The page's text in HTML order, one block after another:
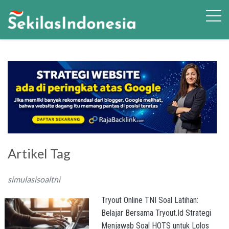
Artikel Tag
simulasisoaltni
Tryout Online TNI Soal Latihan:
Belajar Bersama Tryout.Id Strategi
Menjawab Soal HOTS untuk Lolos